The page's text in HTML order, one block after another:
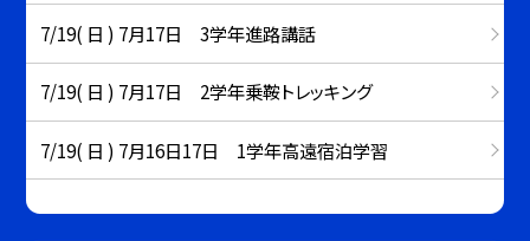
7/19( 日 ) 7月17日 3学年進路講話
7/19( 日 ) 7月17日 2学年乗鞍トレッキング
7/19( 日 ) 7月16日17日 1学年高遠宿泊学習